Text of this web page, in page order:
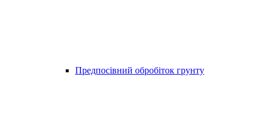
Предпосівний обробіток грунту